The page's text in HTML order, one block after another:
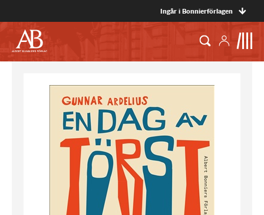
Ingår i Bonnierförlagen